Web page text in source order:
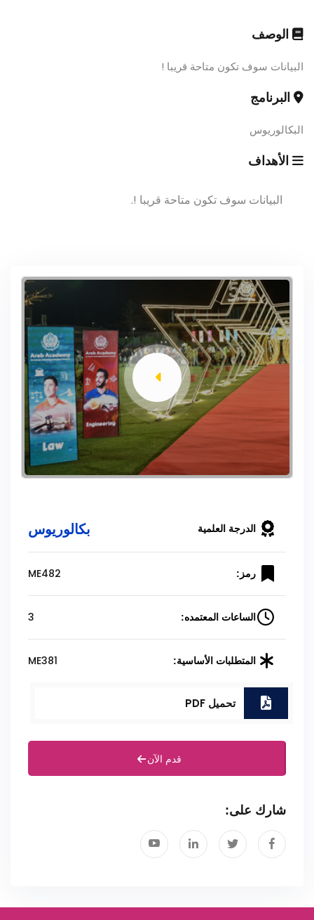
الوصف
البيانات سوف تكون متاحة قريبا !
البرنامج
البكالوريوس
الأهداف
البيانات سوف تكون متاحة قريبا !.
الدرجة العلمية بكالوريوس
رمز: ME482
الساعات المعتمده: 3
المتطلبات الأساسية: ME381
تحميل PDF
قدم الآن
شارك على: